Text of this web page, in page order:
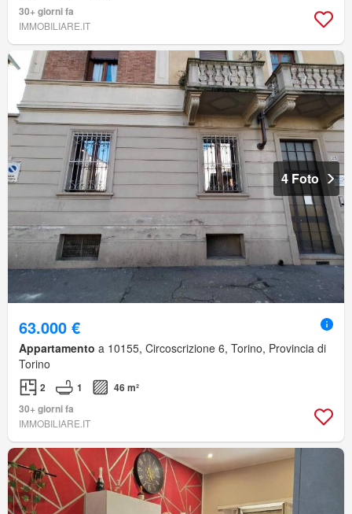
30+ giorni fa
IMMOBILIARE.IT
4 Foto
63.000 €
Appartamento a 10155, Circoscrizione 6, Torino, Provincia di
Torino
2 1
46 m²
30+ giorni fa
IMMOBILIARE.IT